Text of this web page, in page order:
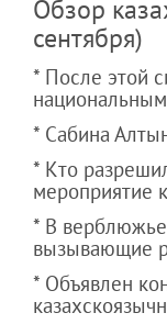
Обзор
сентября)
* После этой
* Сабина
* Кто
мероприятие
* В
вызывающие
* Объявлен